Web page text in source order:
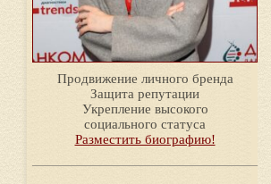
Продвижение личного бренда
Защита репутации
Укрепление высокого
социального статуса
Разместить биографию!